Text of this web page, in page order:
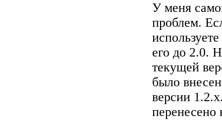
У меня
проблем.
его до 2.0.
текущей
было
версии
перенесено